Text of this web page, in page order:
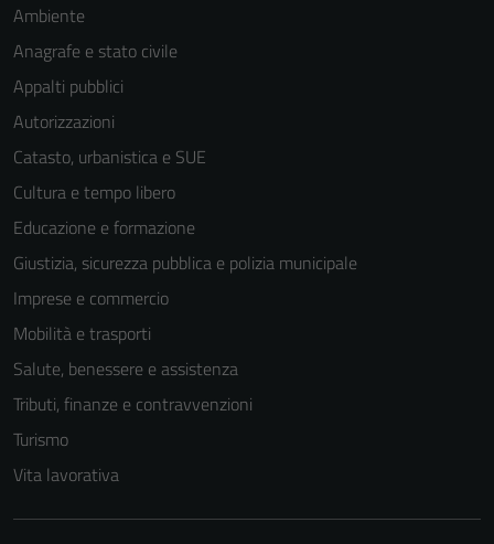
Ambiente
Anagrafe e stato civile
Appalti pubblici
Autorizzazioni
Catasto, urbanistica e SUE
Cultura e tempo libero
Educazione e formazione
Giustizia, sicurezza pubblica e polizia municipale
Imprese e commercio
Mobilità e trasporti
Salute, benessere e assistenza
Tributi, finanze e contravvenzioni
Turismo
Vita lavorativa